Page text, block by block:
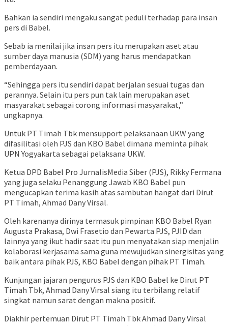
Bahkan ia sendiri mengaku sangat peduli terhadap para insan
pers di Babel.
Sebab ia menilai jika insan pers itu merupakan aset atau
sumber daya manusia (SDM) yang harus mendapatkan
pemberdayaan.
“Sehingga pers itu sendiri dapat berjalan sesuai tugas dan
perannya. Selain itu pers pun tak lain merupakan aset
masyarakat sebagai corong informasi masyarakat,”
ungkapnya.
Untuk PT Timah Tbk mensupport pelaksanaan UKW yang
difasilitasi oleh PJS dan KBO Babel dimana meminta pihak
UPN Yogyakarta sebagai pelaksana UKW.
Ketua DPD Babel Pro JurnalisMedia Siber (PJS), Rikky Fermana
yang juga selaku Penanggung Jawab KBO Babel pun
mengucapkan terima kasih atas sambutan hangat dari Dirut
PT Timah, Ahmad Dany Virsal.
Oleh karenanya dirinya termasuk pimpinan KBO Babel Ryan
Augusta Prakasa, Dwi Frasetio dan Pewarta PJS, PJID dan
lainnya yang ikut hadir saat itu pun menyatakan siap menjalin
kolaborasi kerjasama sama guna mewujudkan sinergisitas yang
baik antara pihak PJS, KBO Babel dengan pihak PT Timah.
Kunjungan jajaran pengurus PJS dan KBO Babel ke Dirut PT
Timah Tbk, Ahmad Dany Virsal siang itu terbilang relatif
singkat namun sarat dengan makna positif.
Diakhir pertemuan Dirut PT Timah Tbk Ahmad Dany Virsal